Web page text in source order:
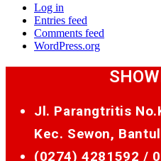
Log in
Entries feed
Comments feed
WordPress.org
Jl. Parangtritis
Kec. Sewon,
(0274) 4281592 /